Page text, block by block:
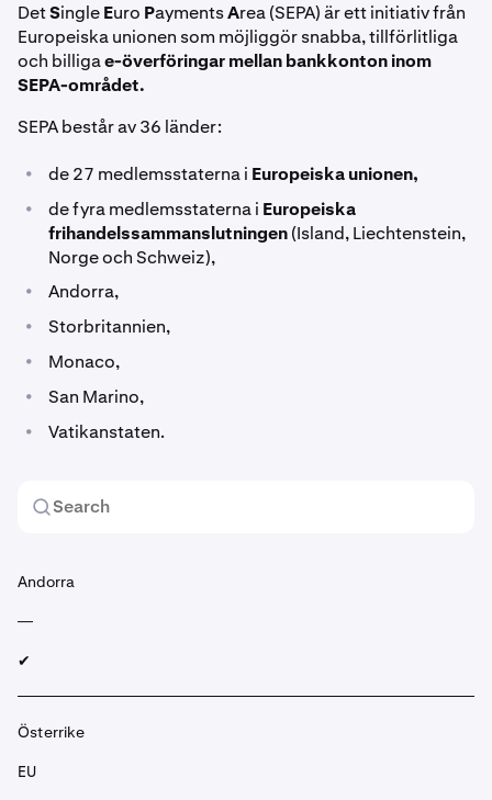
DetSingleEuro PaymentsArea (SEPA) är ett initiativ från
Europeiska unionen som möjliggör snabba, tillförlitliga
och billigae-överföringar mellan bankkonton inom
SEPA-området.
SEPA består av 36 länder:
• de 27 medlemsstaterna i Europeiska unionen,
• de fyra medlemsstaterna i Europeiska
frihandelssammanslutningen(Island, Liechtenstein,
Norge och Schweiz),
• Andorra,
• Storbritannien,
• Monaco,
• San Marino,
• Vatikanstaten.
Andorra
—
✔︎
Österrike
EU